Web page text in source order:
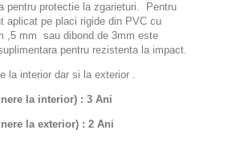
pentru protectie la zgarieturi. Pentru
aplicat pe placi rigide din PVC cu
,5 mm sau dibond de 3mm este
pentru rezistenta la impact.
la interior dar si la exterior .
la interior) : 3 Ani
laexterior) : 2 Ani